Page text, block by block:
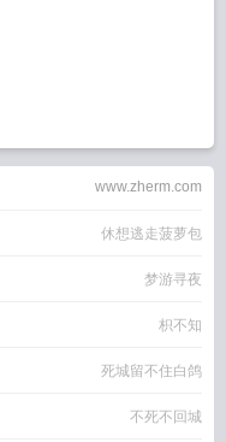
www.zherm.com
休想逃走菠萝包
梦游寻夜
枳不知
死城留不住白鸽
不死不回城